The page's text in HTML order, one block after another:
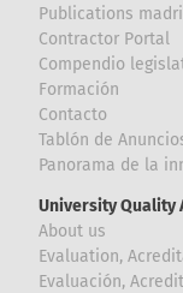
Publications
Contractor Portal
Compendio
Formación
Contacto
Tablón de
Panorama de la
University Quality
About us
Evaluation,
Evaluación,